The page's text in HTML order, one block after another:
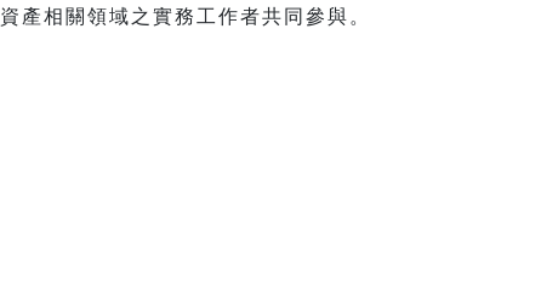
產相關領域之實務工作者共同參與。